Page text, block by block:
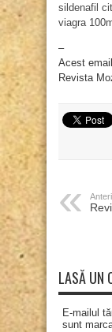
sildenafil
viagra
–
Acest
Revista
LASĂ UN
E-mailul
sunt